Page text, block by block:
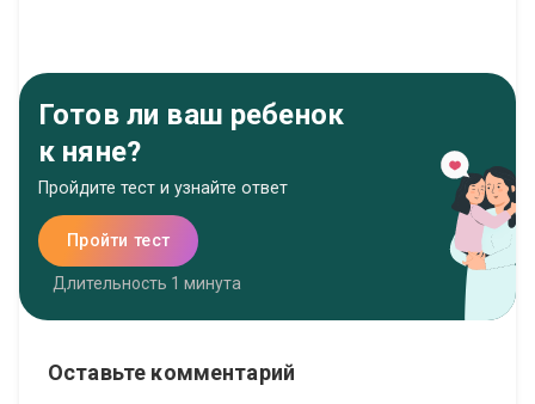
Готов ли ваш ребенок
к няне?
Пройдите тест и узнайте ответ
Пройти тест
Длительность 1 минута
Оставьте комментарий